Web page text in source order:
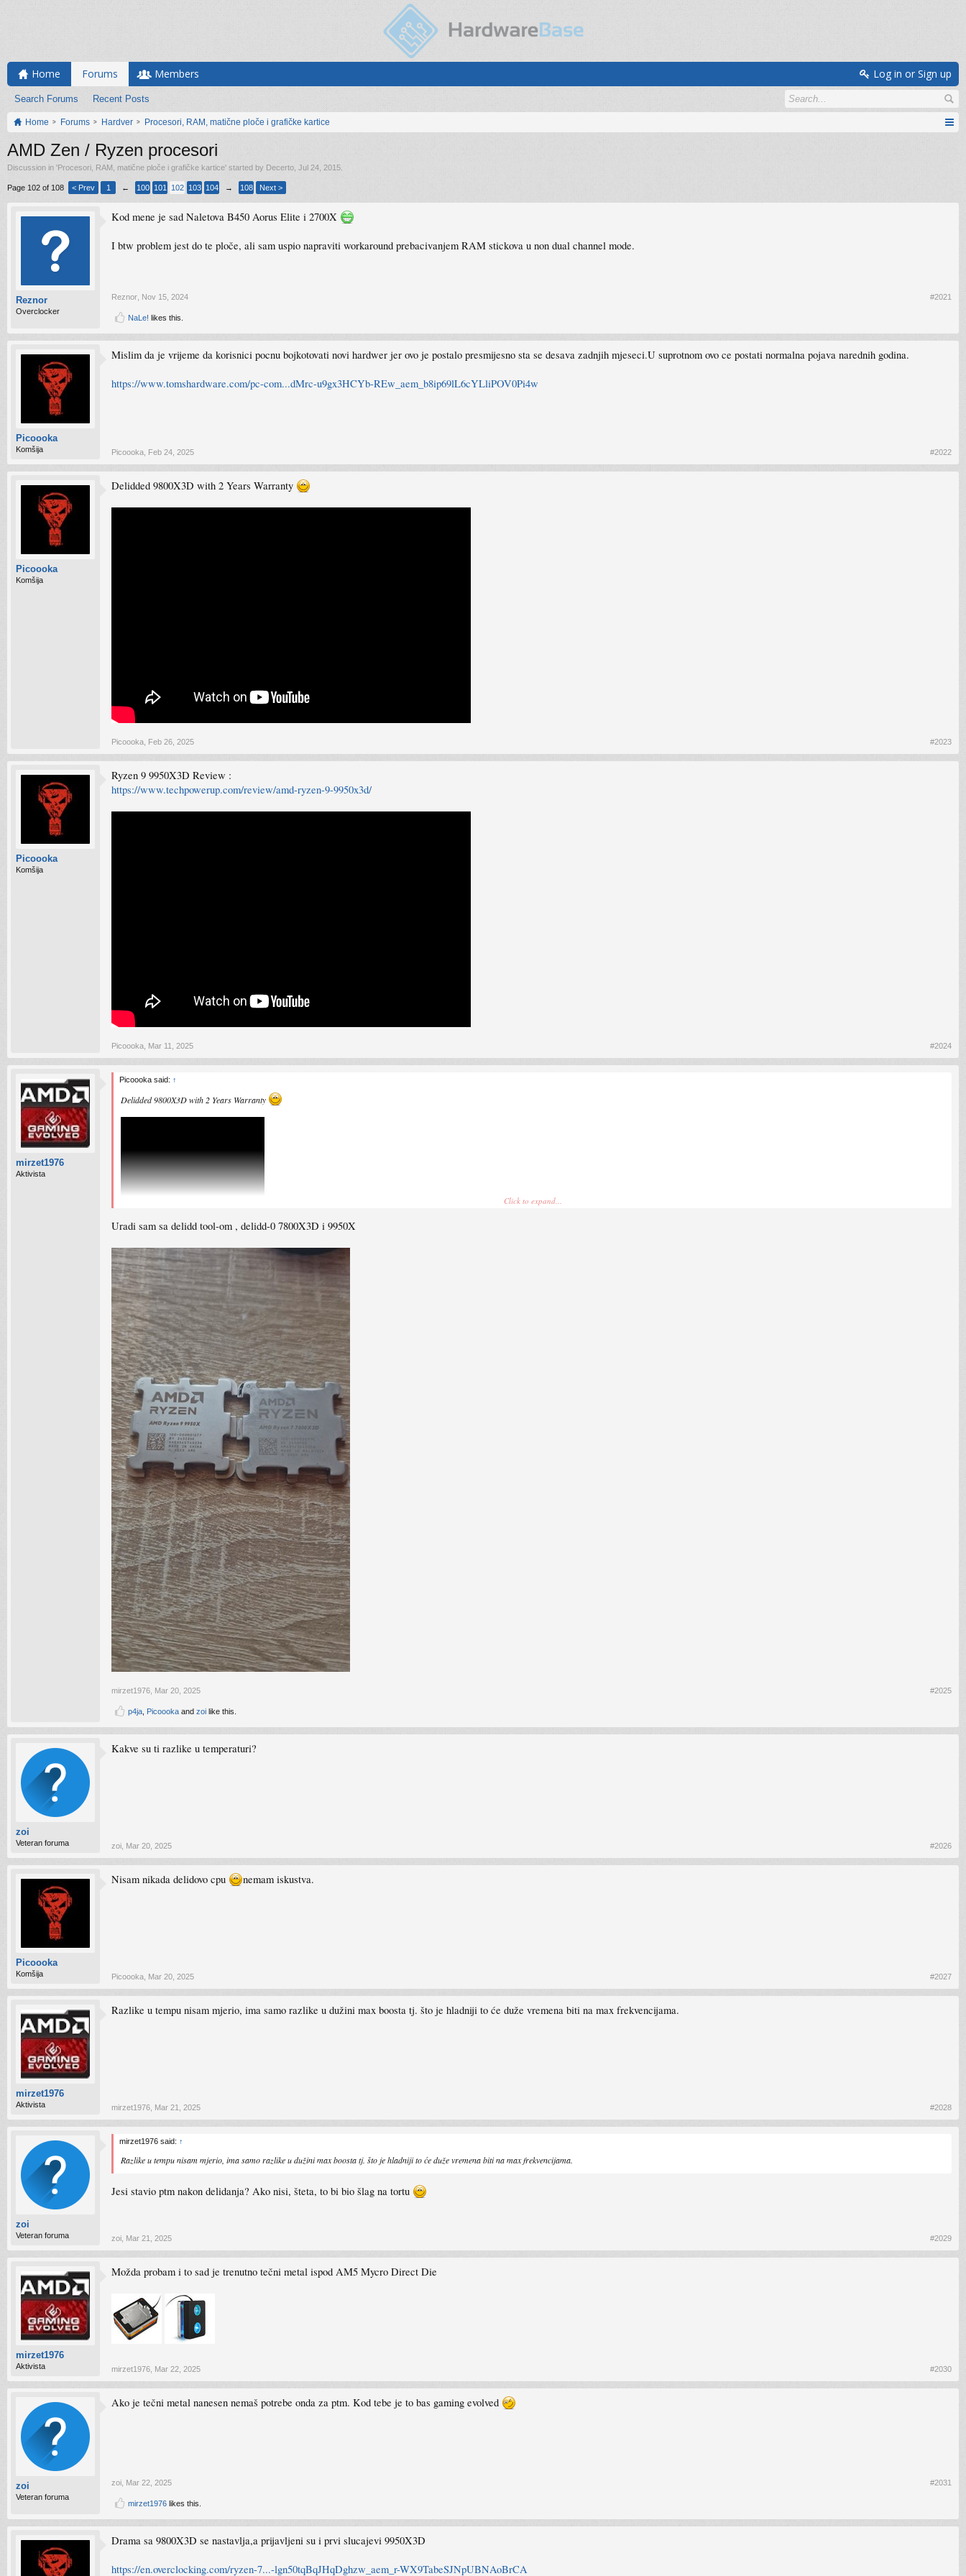
Home Forums
Search Forums Recent Posts
Members Log in or Sign up
Home Forums Hardver Procesori, RAM, matične ploče i grafičke kartice
AMD Zen / Ryzen procesori
Discussion in 'Procesori, RAM, matične ploče i grafičke kartice' started by Decerto Jul 24, 2015
Page 102 of 108 < Prev 1 ← 100 101 102 103 104 → 108 Next >
Reznor
Overclocker
Kod mene je sad Naletova B450 Aorus Elite i 2700X
I btw problem jest do te ploče, ali sam uspio napraviti workaround prebacivanjem RAM stickova u non dual channel mode.
Reznor Nov 15, 2024 #2021
NaLe! likes this.
Picoooka
Komšija
Mislim da je vrijeme da korisnici pocnu bojkotovati novi hardwer jer ovo je postalo presmijesno sta se desava zadnjih mjeseci.U suprotnom ovo ce postati normalna pojava narednih godina.
https://www.tomshardware.com/pc-com...dMrc-u9gx3HCYb-REw_aem_b8ip69lL6cYLliPOV0Pi4w
Picoooka Feb 24, 2025 #2022
Picoooka
Komšija
Delidded 9800X3D with 2 Years Warranty
Picoooka Feb 26, 2025 #2023
Picoooka
Komšija
Ryzen 9 9950X3D Review :
https://www.techpowerup.com/review/amd-ryzen-9-9950x3d/
Picoooka Mar 11, 2025 #2024
mirzet1976
Aktivista
Picoooka said: ↑
Delidded 9800X3D with 2 Years Warranty
Click to expand...
Uradi sam sa delidd tool-om , delidd-0 7800X3D i 9950X
mirzet1976 Mar 20, 2025 #2025
p4ja Picoooka and zoi like this.
zoi
Veteran foruma
Kakve su ti razlike u temperaturi?
zoi Mar 20, 2025 #2026
Picoooka
Komšija
Nisam nikada delidovo cpu nemam iskustva.
Picoooka Mar 20, 2025 #2027
mirzet1976
Aktivista
Razlike u tempu nisam mjerio, ima samo razlike u dužini max boosta tj. što je hladniji to će duže vremena biti na max frekvencijama.
mirzet1976 Mar 21, 2025 #2028
zoi
Veteran foruma
mirzet1976 said: ↑
Razlike u tempu nisam mjerio, ima samo razlike u dužini max boosta tj. što je hladniji to će duže vremena biti na max frekvencijama.
Jesi stavio ptm nakon delidanja? Ako nisi, šteta, to bi bio šlag na tortu
zoi Mar 21, 2025 #2029
mirzet1976
Aktivista
Možda probam i to sad je trenutno tečni metal ispod AM5 Mycro Direct Die
mirzet1976 Mar 22, 2025 #2030
zoi
Veteran foruma
Ako je tečni metal nanesen nemaš potrebe onda za ptm. Kod tebe je to bas gaming evolved
zoi Mar 22, 2025 #2031
mirzet1976 likes this.
Drama sa 9800X3D se nastavlja,a prijavljeni su i prvi slucajevi 9950X3D
https://en.overclocking.com/ryzen-7...-lgn50tqBqJHqDghzw_aem_r-WX9TabeSJNpUBNAoBrCA